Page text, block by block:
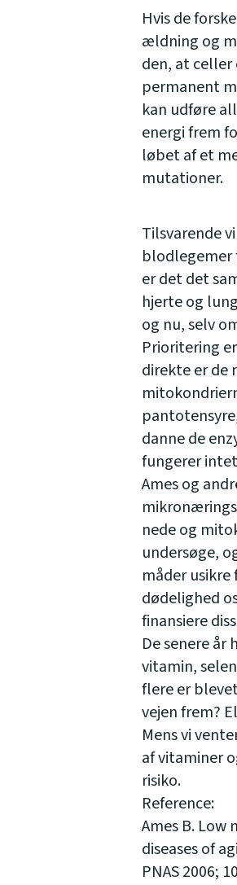
Hvis de
ældning og
den, at
permanent
kan udføre
energi frem
løbet af et
mutationer.
Tilsvarende
blodlegemer
er det det
hjerte og
og nu, selv
Prioritering
direkte er de
danne de
fungerer
Ames og
nede og
undersøge,
måder
dødelighed
finansiere
De senere år
vitamin,
flere er
vejen frem?
Mens vi
af vitaminer
risiko.
Reference:
Ames B.
diseases of
PNAS 2006;